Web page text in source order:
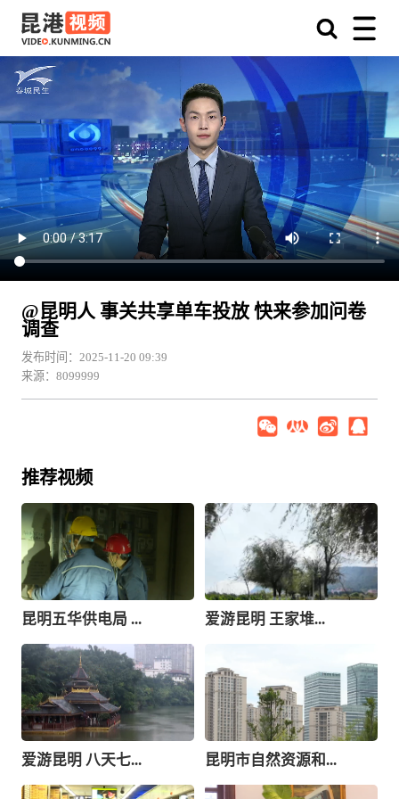
@昆明人 事关共享单车投放 快来参加问卷
调查
发布时间：2025-11-20 09:39
来源：8099999
推荐视频
昆明五华供电局 ... 爱游昆明 王家堆...
爱游昆明 八天七... 昆明市自然资源和...